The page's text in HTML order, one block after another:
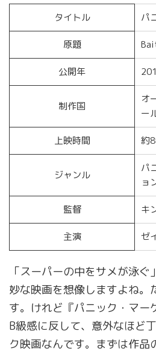
タイトル パ
原題
公開年
制作国
オ
ー
上映時間 約
ジャンル
パ
ョ
監督 キ
主演 ゼ
「スーパーの中をサメが泳
妙な映画を想像しますよね。
す。けれど『パニック・マー
B級感に反して、意外なほど
ク映画なんです。まずは作品